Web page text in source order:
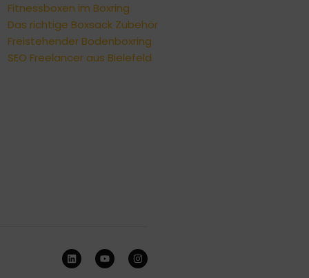
Fitnessboxen im Boxring
Das richtige Boxsack Zubehör
Freistehender Bodenboxring
SEO Freelancer aus Bielefeld